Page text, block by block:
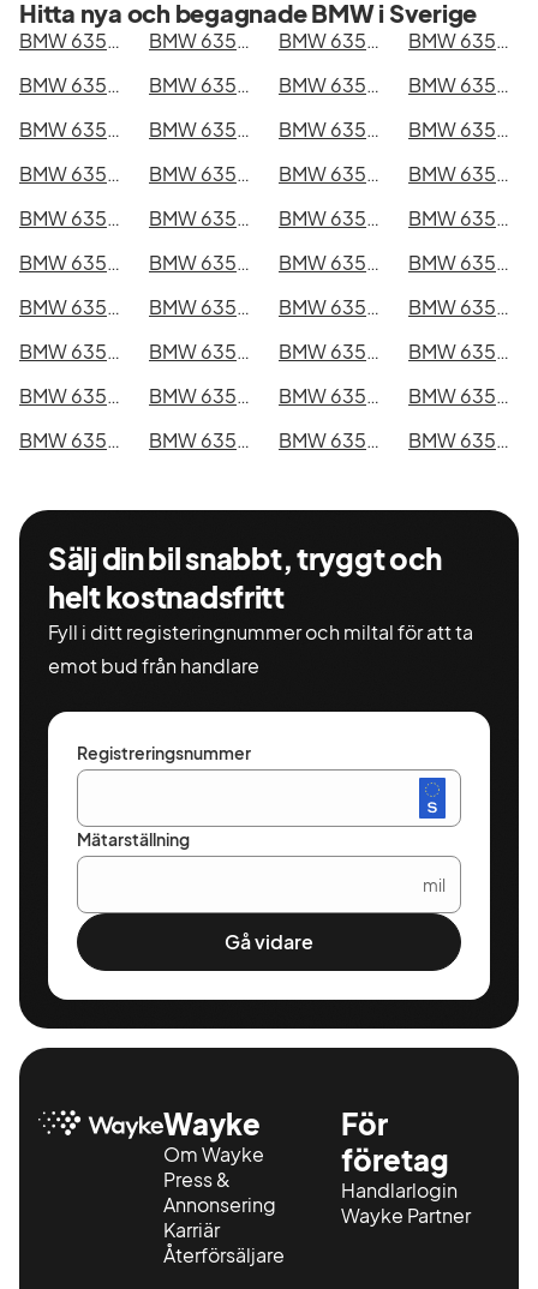
Hitta nya och begagnade BMW i Sverige
BMW 635CSi i Stockholm BMW 635CSi i Göteborg BMW 635CSi i Helsingborg
BMW 635CSi i Jönköping
BMW 635CSi i Malmö
BMW 635CSi i Örebro BMW 635CSi i Norrköping
BMW 635CSi i Linköping
BMW 635CSi i Uppsala
BMW 635CSi i Västerås BMW 635CSi i Halmstad
BMW 635CSi i Växjö
BMW 635CSi i Eskilstuna
BMW 635CSi i Kalmar BMW 635CSi i Karlskrona
BMW 635CSi i Karlstad
BMW 635CSi i Kristianstad
BMW 635CSi i Sundsvall BMW 635CSi i Umeå
BMW 635CSi i Varberg
BMW 635CSi i Borås
BMW 635CSi i Falkenberg BMW 635CSi i Gävle
BMW 635CSi i Luleå
BMW 635CSi i Lund
BMW 635CSi i Mönsterås BMW 635CSi i Uddevalla
BMW 635CSi i Västervik
BMW 635CSi i Ystad
BMW 635CSi i Östersund BMW 635CSi i Borlänge
BMW 635CSi i Kiruna
BMW 635CSi i Nyköping
BMW 635CSi i Oskarshamn BMW 635CSi i Sigtuna
BMW 635CSi i Skellefteå
BMW 635CSi i Skövde
BMW 635CSi i Trollhättan BMW 635CSi i Alingsås BMW 635CSi i Båstad
Sälj din bil snabbt, tryggt och
helt kostnadsfritt
Fyll i ditt registeringnummer och miltal för att ta
emot bud från handlare
Registreringsnummer
Mätarställning
mil
Gå vidare
Wayke
Om Wayke
Press &
Annonsering
Karriär
Återförsäljare
För
företag
Handlarlogin
Wayke Partner